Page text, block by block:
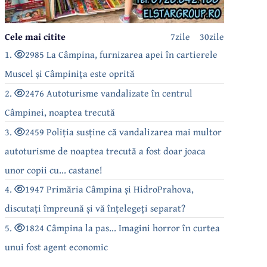
30zile
7zile
Cele mai citite
1.
2985 La Câmpina, furnizarea apei în cartierele
Muscel și Câmpinița este oprită
2.
2476 Autoturisme vandalizate în centrul
Câmpinei, noaptea trecută
3.
2459 Poliția susține că vandalizarea mai multor
autoturisme de noaptea trecută a fost doar joaca
unor copii cu... castane!
4.
1947 Primăria Câmpina și HidroPrahova,
discutați împreună și vă înțelegeți separat?
5.
1824 Câmpina la pas... Imagini horror în curtea
unui fost agent economic